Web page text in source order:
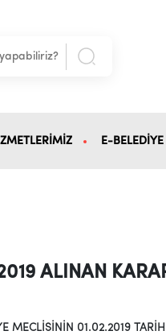
E-BELEDİYE
ALINAN
MECLİSİNİN 01.02.2019